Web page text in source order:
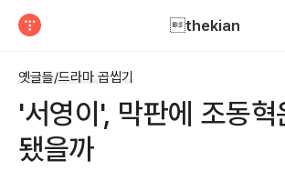
thekian
옛글들/드라마 곱씹기
'서영이', 막판에 조동혁
됐을까